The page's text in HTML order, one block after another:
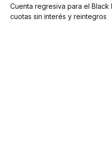
Cuenta regresiva para el Black
cuotas sin interés y reintegros